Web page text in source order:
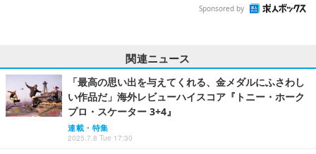
Sponsored by
関連ニュース
「最高の思い出を与えてくれる、金メダルにふさわし
い作品だ」海外レビューハイスコア『トニー・ホーク
プロ・スケーター 3+4』
連載・特集
2025.7.8 Tue 17:30